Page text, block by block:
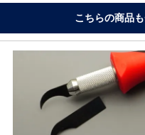
こちらの商品